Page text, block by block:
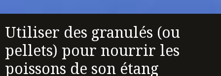
Utiliser des granulés (ou
pellets) pour nourrir les
poissons de son étang